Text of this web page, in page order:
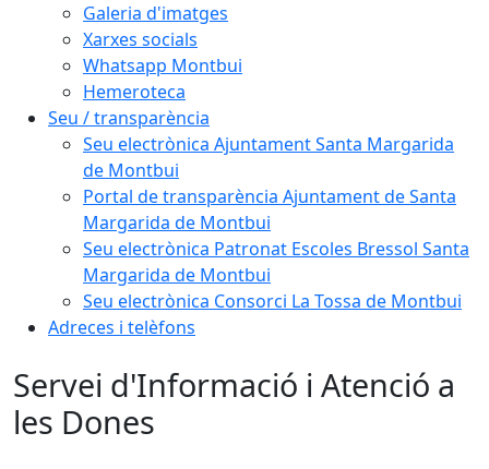
Galeria d'imatges
Xarxes socials
Whatsapp Montbui
Hemeroteca
Seu / transparència
Seu electrònica Ajuntament Santa Margarida
de Montbui
Portal de transparència Ajuntament de Santa
Margarida de Montbui
Seu electrònica Patronat Escoles Bressol Santa
Margarida de Montbui
Seu electrònica Consorci La Tossa de Montbui
Adreces i telèfons
Servei d'Informació i Atenció a
les Dones